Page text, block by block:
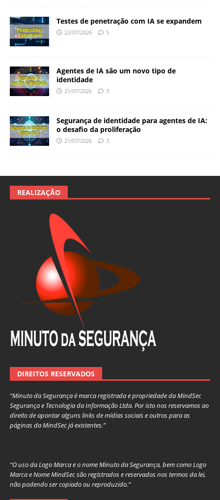
Testes de penetração com IA se expandem
22/07/2026 5
Agentes de IA são um novo tipo de
identidade
21/07/2026 3
Segurança de identidade para agentes de IA:
o desafio da proliferação
21/07/2026 3
REALIZAÇÃO
DIREITOS RESERVADOS
“Minuto da Segurança é marca registrada e propriedade da MindSec
Segurança e Tecnologia da Informação Ltda. Por isto nos reservamos ao
direito de apontar alguns links de mídias sociais e outros para as
páginas da MindSec já existentes.”
“O uso da Logo Marca e o nome Minuto da Segurança, bem como Logo
Marca e Nome MindSec são registrados e reservados nos termos da lei,
não podendo ser copiado ou reproduzido.”